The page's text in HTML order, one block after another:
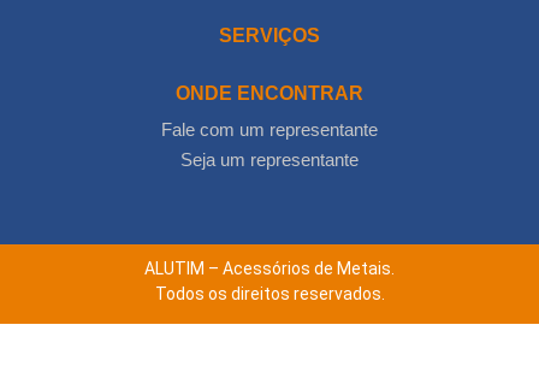
SERVIÇOS
ONDE ENCONTRAR
Fale com um representante
Seja um representante
ALUTIM – Acessórios de Metais.
Todos os direitos reservados.